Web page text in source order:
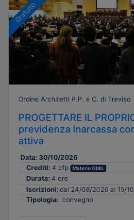
Gratuito
Ordine Architetti P.P. e C. di Treviso
PROGETTARE IL
previdenza Inarcassa
attiva
Data: 30/10/2026
Crediti: 4 cfp Materie Obbl.
Durata: 4 ore
Iscrizioni: dal 24/08/2026 al 15/
Tipologia: convegno